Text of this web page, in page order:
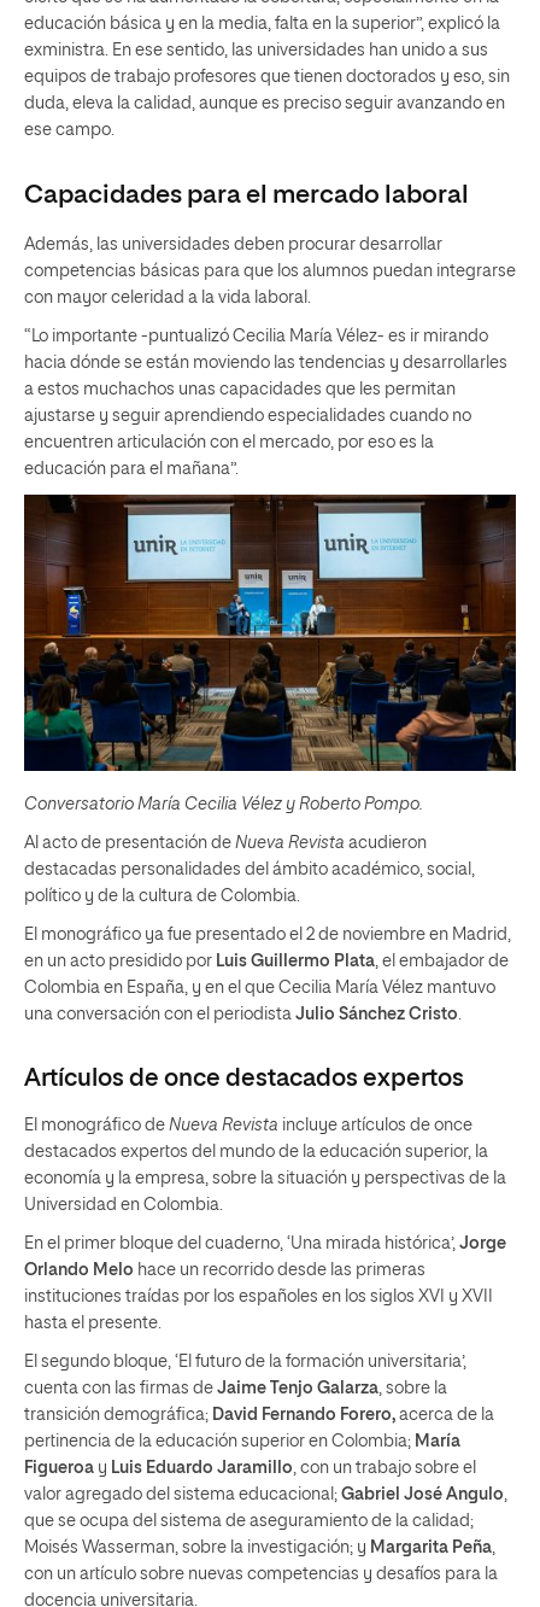
educación básica y en la media, falta en la superior”, explicó la
exministra. En ese sentido, las universidades han unido a sus
equipos de trabajo profesores que tienen doctorados y eso, sin
duda, eleva la calidad, aunque es preciso seguir avanzando en
ese campo.
Capacidades para el mercado laboral
Además, las universidades deben procurar desarrollar
competencias básicas para que los alumnos puedan integrarse
con mayor celeridad a la vida laboral.
“Lo importante -puntualizó Cecilia María Vélez- es ir mirando
hacia dónde se están moviendo las tendencias y desarrollarles
a estos muchachos unas capacidades que les permitan
ajustarse y seguir aprendiendo especialidades cuando no
encuentren articulación con el mercado, por eso es la
educación para el mañana”.
Conversatorio María Cecilia Vélez y Roberto Pompo.
Al acto de presentación de Nueva Revista acudieron
destacadas personalidades del ámbito académico, social,
político y de la cultura de Colombia.
El monográfico ya fue presentado el 2 de noviembre en Madrid,
en un acto presidido por Luis Guillermo Plata, el embajador de
Colombia en España, y en el que Cecilia María Vélez mantuvo
una conversación con el periodista Julio Sánchez Cristo.
Artículos de once destacados expertos
El monográfico de Nueva Revista incluye artículos de once
destacados expertos del mundo de la educación superior, la
economía y la empresa, sobre la situación y perspectivas de la
Universidad en Colombia.
En el primer bloque del cuaderno, ‘Una mirada histórica’, Jorge
Orlando Melo hace un recorrido desde las primeras
instituciones traídas por los españoles en los siglos XVI y XVII
hasta el presente.
El segundo bloque, ‘El futuro de la formación universitaria’,
cuenta con las firmas de Jaime Tenjo Galarza, sobre la
transición demográfica; David Fernando Forero, acerca de la
pertinencia de la educación superior en Colombia; María
Figueroa y Luis Eduardo Jaramillo, con un trabajo sobre el
valor agregado del sistema educacional; Gabriel José Angulo,
que se ocupa del sistema de aseguramiento de la calidad;
Moisés Wasserman, sobre la investigación; y Margarita Peña,
con un artículo sobre nuevas competencias y desafíos para la
docencia universitaria.